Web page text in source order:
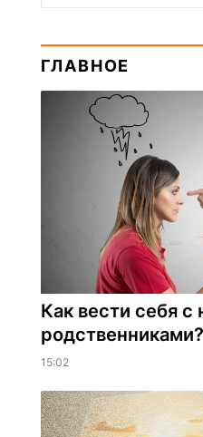
ГЛАВНОЕ
Как вести себя
родственниками?
15:02